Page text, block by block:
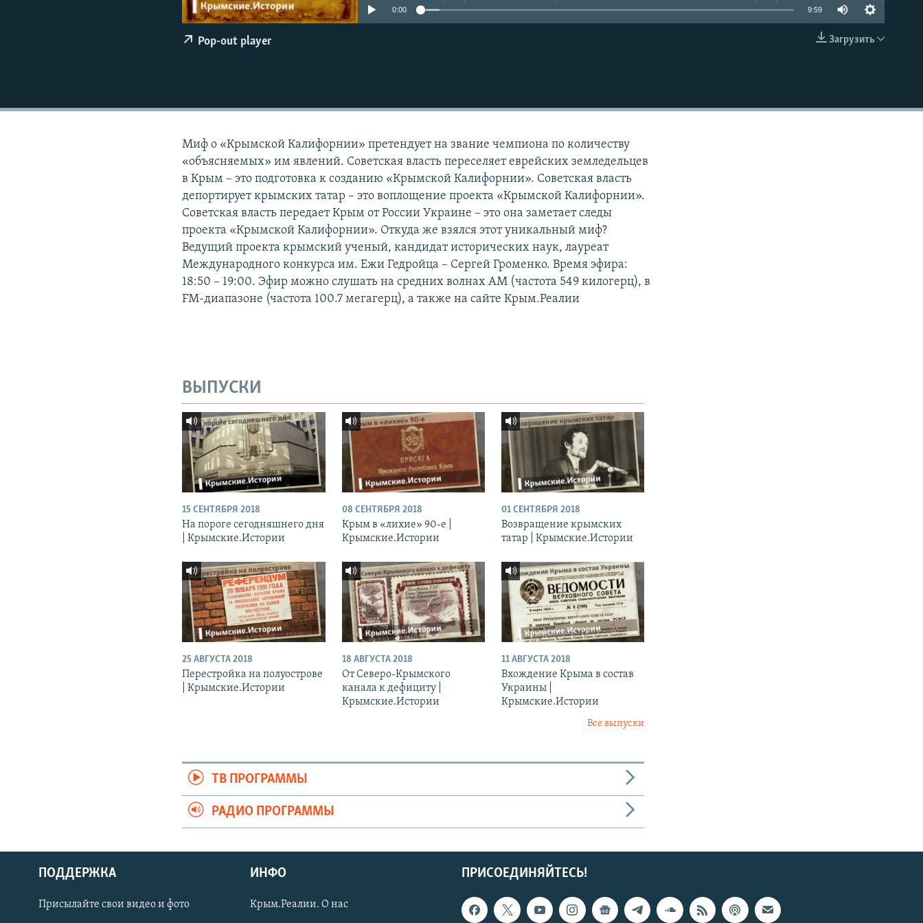
Українською
EMBED
0:00 9:59
Загрузить
Pop-out player
Миф о «Крымской Калифорнии» претендует на звание чемпиона по количеству
«объясняемых» им явлений. Советская власть переселяет еврейских земледельцев
в Крым – это подготовка к созданию «Крымской Калифорнии». Советская власть
депортирует крымских татар – это воплощение проекта «Крымской Калифорнии».
Советская власть передает Крым от России Украине – это она заметает следы
проекта «Крымской Калифорнии». Откуда же взялся этот уникальный миф?
Ведущий проекта крымский ученый, кандидат исторических наук, лауреат
Международного конкурса им. Ежи Гедройца – Сергей Громенко. Время эфира:
18:50 – 19:00. Эфир можно слушать на средних волнах AM (частота 549 килогерц), в
FM-диапазоне (частота 100.7 мегагерц), а также на сайте Крым.Реалии
ВЫПУСКИ
15 СЕНТЯБРЯ 2018
На пороге сегодняшнего дня
| Крымские.Истории
08 СЕНТЯБРЯ 2018
Крым в «лихие» 90-е |
Крымские.Истории
01 СЕНТЯБРЯ 2018
Возвращение крымских
татар | Крымские.Истории
25 АВГУСТА 2018
Перестройка на полуострове
| Крымские.Истории
18 АВГУСТА 2018
От Северо-Крымского
канала к дефициту |
Крымские.Истории
11 АВГУСТА 2018
Вхождение Крыма в состав
Украины |
Крымские.Истории
Все выпуски
ТВ ПРОГРАММЫ
РАДИО ПРОГРАММЫ
ПРИСОЕДИНЯЙТЕСЬ!
ПОДДЕРЖКА
Присылайте свои видео и фото
ИНФО
Крым.Реалии. О нас